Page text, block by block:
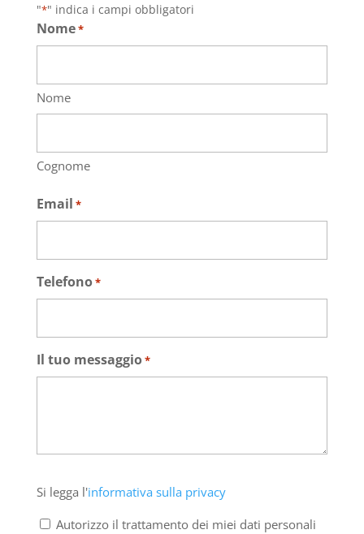
"*" indica i campi obbligatori
Nome*
Nome
Cognome
Email *
Telefono*
Il tuo messaggio*
legga
l'informativa
Si legga l'informativa sulla privacy
Autorizzo il trattamento dei miei dati personali